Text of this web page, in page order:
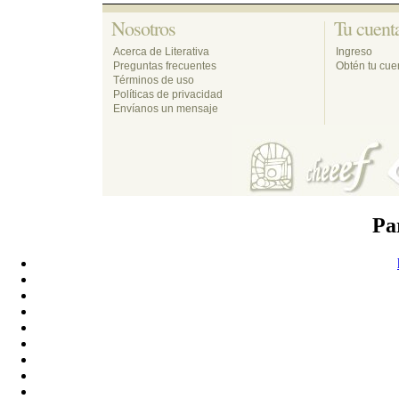
Nosotros
Acerca de Literativa
Preguntas frecuentes
Términos de uso
Políticas de privacidad
Envíanos un mensaje
Tu
Ingreso
Obtén tu